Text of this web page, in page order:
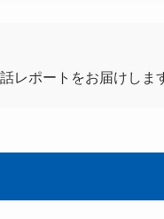
レポートをお届けしま